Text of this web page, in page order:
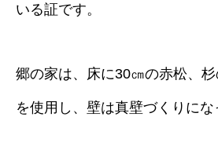
いる証です。
郷の家は、床に30㎝の赤松、
を使用し、壁は真壁づくりにな